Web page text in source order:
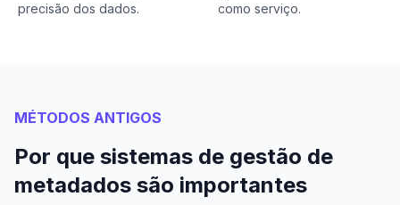
precisão dos dados.
como serviço.
MÉTODOS ANTIGOS
Por que sistemas de gestão de
metadados são importantes